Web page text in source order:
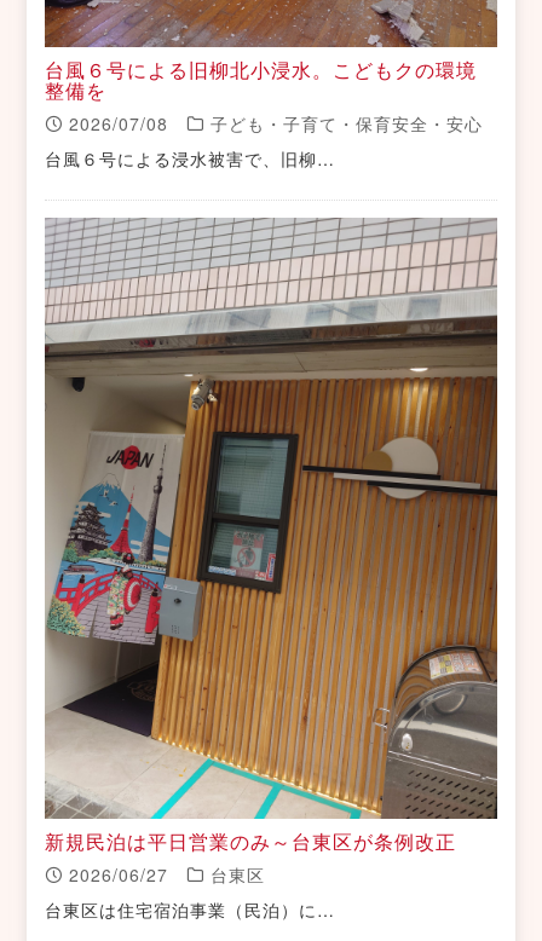
台風６号による旧柳北小浸水。こどもクの環境
整備を
2026/07/08
子ども・子育て・保育安全・安心
台風６号による浸水被害で、旧柳…
新規民泊は平日営業のみ～台東区が条例改正
2026/06/27
台東区
台東区は住宅宿泊事業（民泊）に…